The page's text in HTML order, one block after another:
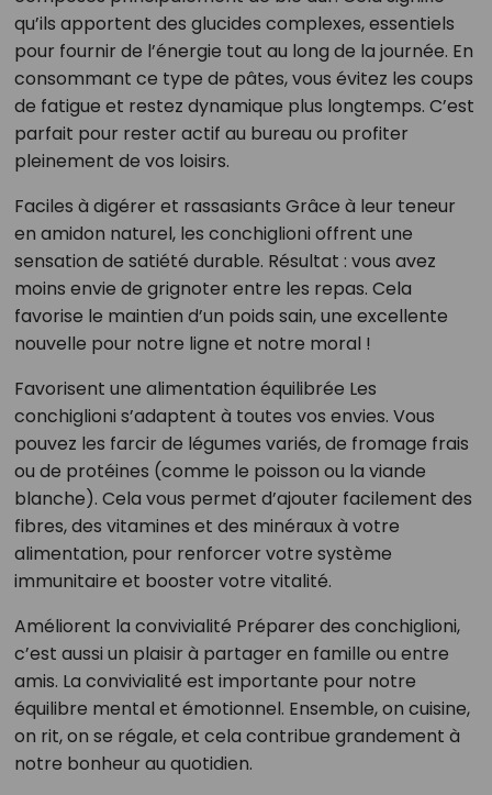
qu’ils apportent des glucides complexes, essentiels
pour fournir de l’énergie tout au long de la journée. En
consommant ce type de pâtes, vous évitez les coups
de fatigue et restez dynamique plus longtemps. C’est
parfait pour rester actif au bureau ou profiter
pleinement de vos loisirs.
Faciles à digérer et rassasiants Grâce à leur teneur
en amidon naturel, les conchiglioni offrent une
sensation de satiété durable. Résultat : vous avez
moins envie de grignoter entre les repas. Cela
favorise le maintien d’un poids sain, une excellente
nouvelle pour notre ligne et notre moral !
Favorisent une alimentation équilibrée Les
conchiglioni s’adaptent à toutes vos envies. Vous
pouvez les farcir de légumes variés, de fromage frais
ou de protéines (comme le poisson ou la viande
blanche). Cela vous permet d’ajouter facilement des
fibres, des vitamines et des minéraux à votre
alimentation, pour renforcer votre système
immunitaire et booster votre vitalité.
Améliorent la convivialité Préparer des conchiglioni,
c’est aussi un plaisir à partager en famille ou entre
amis. La convivialité est importante pour notre
équilibre mental et émotionnel. Ensemble, on cuisine,
on rit, on se régale, et cela contribue grandement à
notre bonheur au quotidien.